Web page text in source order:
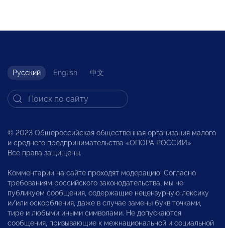
Русский English 中文
© 2023 Общероссийская общественная организация малого
и среднего предпринимательства «ОПОРА РОССИИ».
Все права защищены.
Комментарии на сайте проходят модерацию. Согласно
требованиям российского законодательства, мы не
публикуем сообщения, содержащие нецензурную лексику
и/или оскорбления, даже в случае замены букв точками,
тире и любыми иными символами. Не допускаются
сообщения, призывающие к межнациональной и социальной